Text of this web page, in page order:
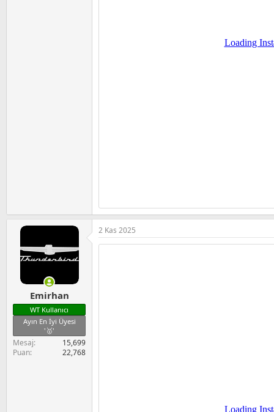
Emirhan
WT Kullanıcı
Ayın En İyi Üyesi
'🥇'
Mesaj
15,699
Puan
22,768
2 Kas 2025